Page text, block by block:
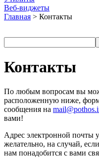
Веб-виджеты
Главная > Контакты
Контакты
По любым вопросам вы
расположенную ниже,
сообщения на
вами!
Адрес электронной почты
желательно, на случай,
нам понадобится с вами